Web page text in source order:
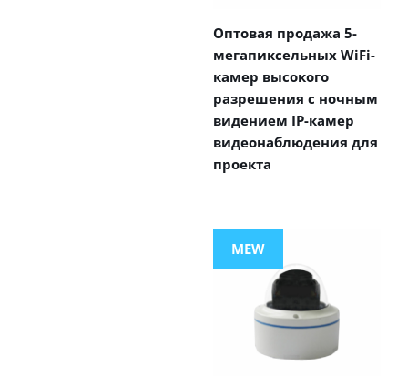
Оптовая продажа 5-
мегапиксельных WiFi-
камер высокого
разрешения с ночным
видением IP-камер
видеонаблюдения для
проекта
MEW